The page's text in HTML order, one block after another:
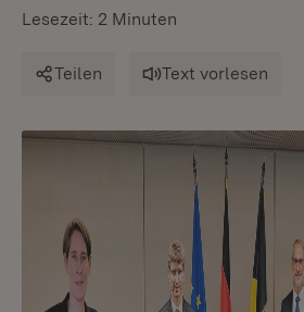
Lesezeit: 2 Minuten
Teilen Text vorlesen